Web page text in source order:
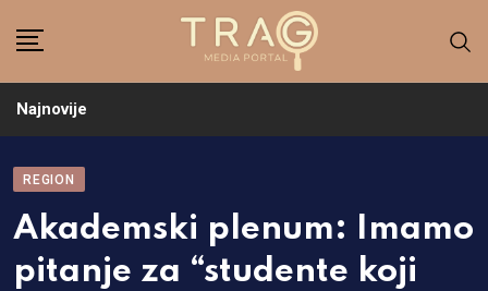
Najnovije
REGION
Akademski plenum: Imamo
pitanje za “studente koji